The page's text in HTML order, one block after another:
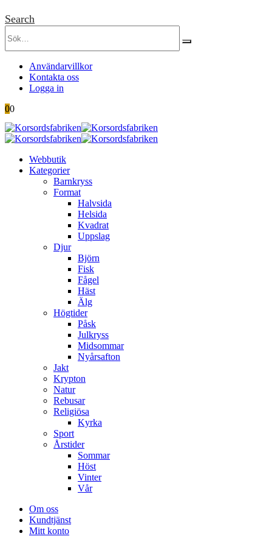
Search
Användarvillkor
Kontakta oss
Logga in
00
Webbutik
Kategorier
Barnkryss
Format
Halvsida
Helsida
Kvadrat
Uppslag
Djur
Björn
Fisk
Fågel
Häst
Älg
Högtider
Påsk
Julkryss
Midsommar
Nyårsafton
Jakt
Krypton
Natur
Rebusar
Religiösa
Kyrka
Sport
Årstider
Sommar
Höst
Vinter
Vår
Om oss
Kundtjänst
Mitt konto